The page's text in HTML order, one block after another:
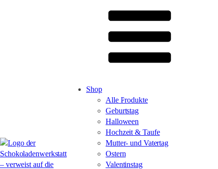
Shop
Alle Produkte
Geburtstag
Halloween
Hochzeit & Taufe
Mutter- und Vatertag
Ostern
Valentinstag